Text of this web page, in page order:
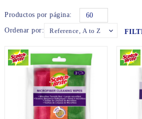
Productos por página:
60
Ordenar por:
Reference, A to Z 